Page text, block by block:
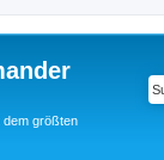
dem größten